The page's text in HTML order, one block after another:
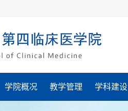
学院概况 教学管理 学科建设